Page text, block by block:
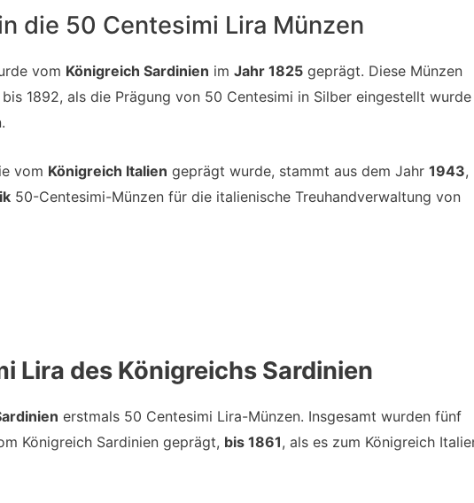
die 50 Centesimi Lira Münzen
vom Königreich Sardinien im Jahr 1825 geprägt. Diese Münzen
1892, als die Prägung von 50 Centesimi in Silber eingestellt wurde
vom Königreich Italien geprägt wurde, stammt aus dem Jahr 1943,
50-Centesimi-Münzen für die italienische Treuhandverwaltung von
Lira des Königreichs Sardinien
erstmals 50 Centesimi Lira-Münzen. Insgesamt wurden fünf
Königreich Sardinien geprägt, bis 1861, als es zum Königreich